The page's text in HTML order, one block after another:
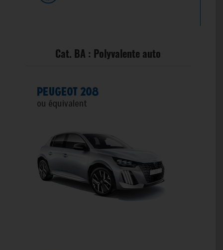
Cat. BA : Polyvalente auto